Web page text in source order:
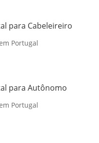
para Cabeleireiro
Portugal
para Autônomo
Portugal